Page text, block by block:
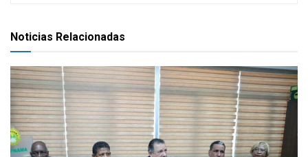
Noticias Relacionadas